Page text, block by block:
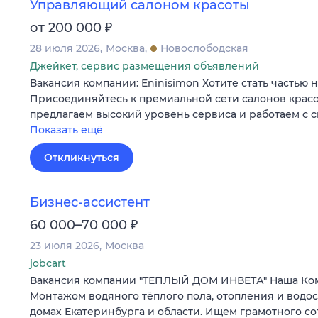
Управляющий салоном красоты
от 200 000 ₽
28 июля 2026 Москва
Новослободская
Джейкет, сервис размещения объявлений
Вакансия компании: Eninisimon Хотите стать частью
Присоединяйтесь к премиальной сети салонов
предлагаем высокий уровень сервиса и работаем с
Показать ещё
Откликнуться
Бизнес-ассистент
60 000–70 000 ₽
23 июля 2026 Москва
jobcart
Вакансия компании "ТЕПЛЫЙ ДОМ ИНВЕТА" Наша
Монтажом водяного тёплого пола, отопления и
домах Екатеринбурга и области. Ищем грамотного